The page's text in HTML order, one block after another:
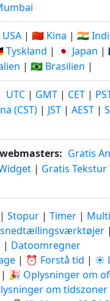
| 🇨🇳 Kina | 🇮🇳
Tyskland | 🇯🇵 Japan |
| 🇧🇷 Brasilien |
UTC | GMT | CET |
(CST) | JST | AEST |
Gratis
| Gratis
| Stopur | Timer |
|
| Datoomregner
| ⏰ Forstå tid | ☀️
| 🎉 Oplysninger om
om tidszoner